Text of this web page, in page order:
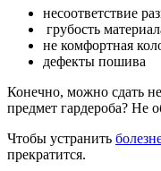
несоответствие
грубость
не комфортная
дефекты пошива
Конечно, можно сдать
предмет гардероба? Не
Чтобы устранить
прекратится.